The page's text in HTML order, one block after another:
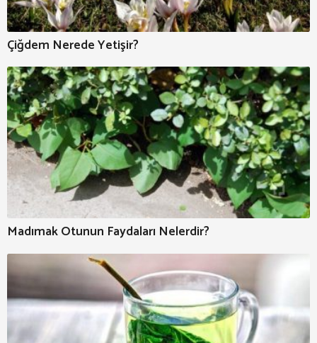
Çiğdem Nerede Yetişir?
Madımak Otunun Faydaları Nelerdir?